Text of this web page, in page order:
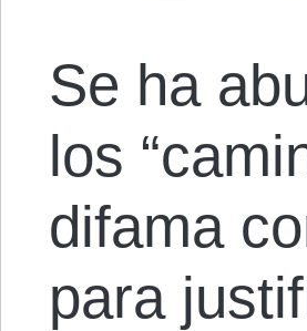
Se ha
los
difama
para